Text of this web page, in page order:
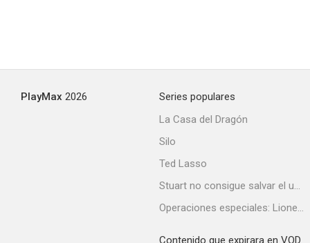
PlayMax 2026
Series populares
La Casa del Dragón
Silo
Ted Lasso
Stuart no consigue salvar el universo
Operaciones especiales: Lioness
Contenido que expirara en VOD